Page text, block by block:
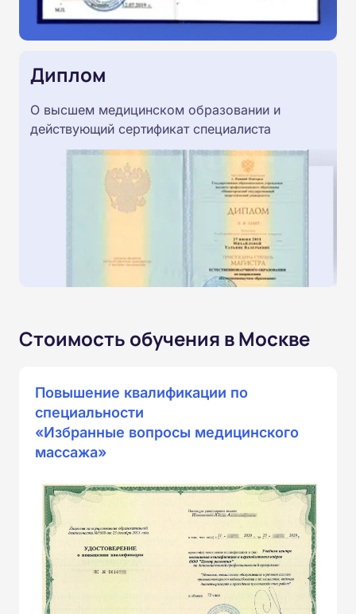
Диплом
О высшем медицинском образовании и
действующий сертификат специалиста
Стоимость обучения в Москве
Повышение квалификации по
специальности
«Избранные вопросы медицинского
массажа»